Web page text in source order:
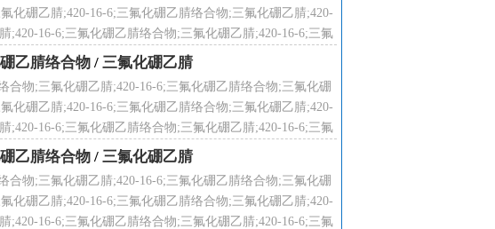
药工业(在医药上作为生产抗生素的专用催化剂)、
菌药类, 效果优于三氟化硼乙醚络合物, 亦用于尖端
化硼乙腈;420-16-6;三氟化硼乙腈络合物;三氟化硼乙腈;420-
;420-16-6;三氟化硼乙腈络合物;三氟化硼乙腈;420-16-6;三氟
三氟化硼乙腈络合物;
乙腈络合物 / 三氟化硼乙腈
合物;三氟化硼乙腈;420-16-6;三氟化硼乙腈络合物;三氟化硼
化硼乙腈;420-16-6;三氟化硼乙腈络合物;三氟化硼乙腈;420-
;420-16-6;三氟化硼乙腈络合物;三氟化硼乙腈;420-16-6;三氟
三氟化硼乙腈络合物;
乙腈络合物 / 三氟化硼乙腈
合物;三氟化硼乙腈;420-16-6;三氟化硼乙腈络合物;三氟化硼
化硼乙腈;420-16-6;三氟化硼乙腈络合物;三氟化硼乙腈;420-
;420-16-6;三氟化硼乙腈络合物;三氟化硼乙腈;420-16-6;三氟